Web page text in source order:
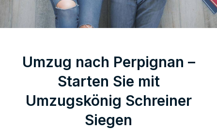
Umzug nach Perpignan –
Starten Sie mit
Umzugskönig Schreiner
Siegen